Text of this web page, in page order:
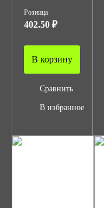
Розница
402.50 ₽
В корзину
Сравнить
В избранное